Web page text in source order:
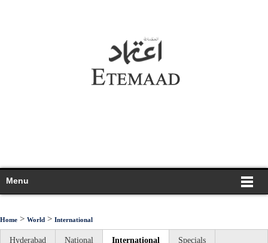
Menu
Home > World > International
Hyderabad National International Specials